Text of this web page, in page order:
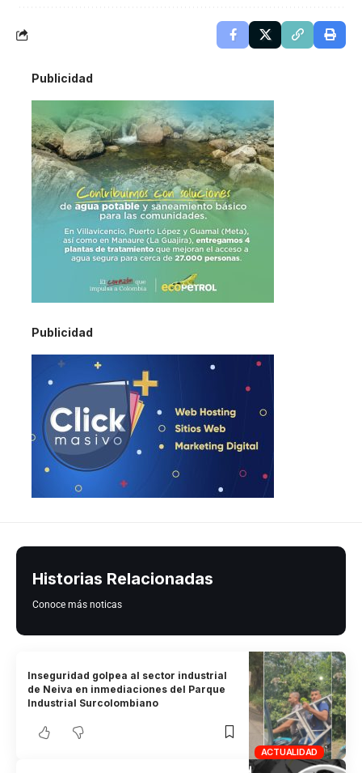
Publicidad
Publicidad
Historias Relacionadas
Conoce más noticas
ACTUALIDAD
Inseguridad golpea al sector industrial
de Neiva en inmediaciones del Parque
Industrial Surcolombiano